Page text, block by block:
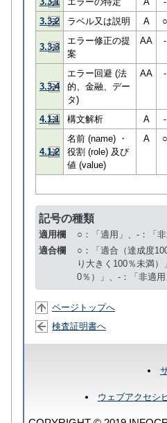
3.3.2
ラベル又は説明 A ○
3.3.3
エラー修正の提
案
AA -
3.3.4
エラー回避 (法
的、金融、デー
タ)
AA -
4.1.1 構文解析 A -
4.1.2
名前 (name) ・
役割 (role) 及び
値 (value)
A ○
記号の種類
適用欄
○：「適用」、-：「非
適合欄
○：「適合（達成度
り大きく100％未満
0％）」、-：「非適用
ページトップへ
検査証明書へ
ウェブアクセシ